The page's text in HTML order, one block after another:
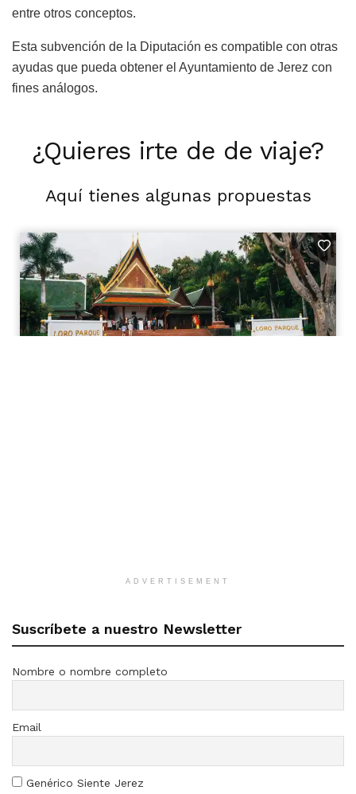
entre otros conceptos.
Esta subvención de la Diputación es compatible con otras
ayudas que pueda obtener el Ayuntamiento de Jerez con
fines análogos.
¿Quieres irte de de viaje?
Aquí tienes algunas propuestas
ADVERTISEMENT
Suscríbete a nuestro Newsletter
Nombre o nombre completo
Email
Genérico Siente Jerez